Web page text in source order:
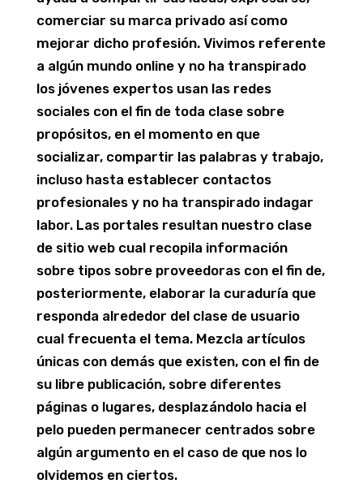
comerciar su marca privado así­ como
mejorar dicho profesión. Vivimos referente
a algún mundo online y no ha transpirado
los jóvenes expertos usan las redes
sociales con el fin de toda clase sobre
propósitos, en el momento en que
socializar, compartir las palabras y trabajo,
incluso hasta establecer contactos
profesionales y no ha transpirado indagar
labor. Las portales resultan nuestro clase
de sitio web cual recopila información
sobre tipos sobre proveedoras con el fin de,
posteriormente, elaborar la curaduría que
responda alrededor del clase de usuario
cual frecuenta el tema. Mezcla artículos
únicas con demás que existen, con el fin de
su libre publicación, sobre diferentes
páginas o lugares, desplazándolo hacia el
pelo pueden permanecer centrados sobre
algún argumento en el caso de que nos lo
olvidemos en ciertos.